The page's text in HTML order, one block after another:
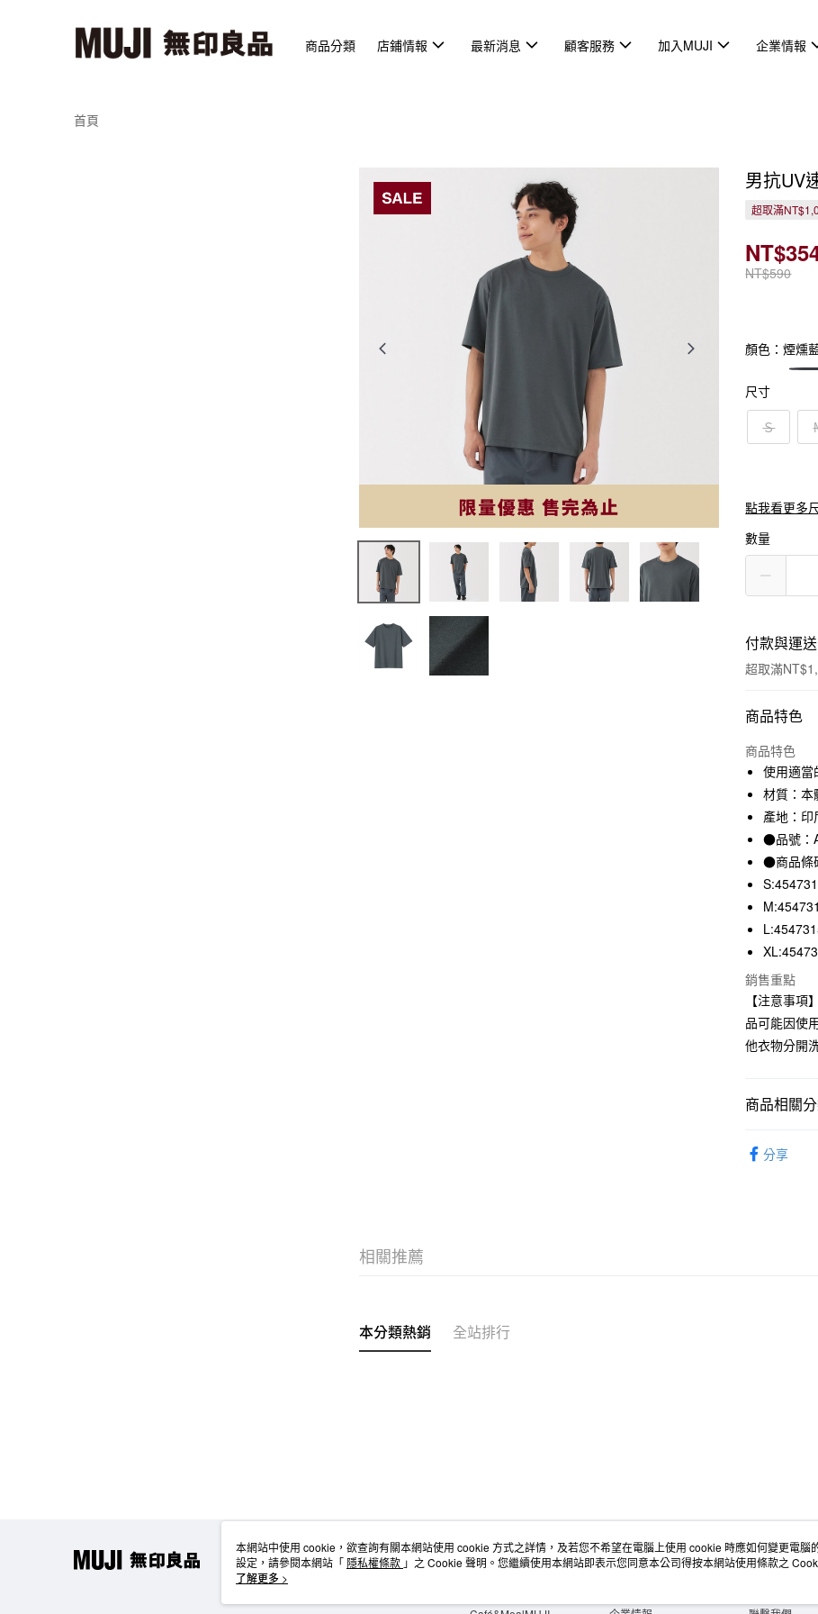
商品分類 店鋪情報 最新消息 顧客服務 加入MUJI 企業情報
首頁
男抗UV
超取滿
NT$590
顏色：煙燻
尺寸
Ｓ
點我看更多
數量
付款與運
超取滿
付款方式
信用卡一次付
信用卡分期
3 期 0
合作金庫
華南商業
上海商業
臺灣中小
匯豐（台
聯邦商業
元大商業銀
玉山商業銀
台新國際
台灣樂天
超商取貨付
LINE Pay
Apple Pay
街口支付
悠遊付
運送方式
每筆NT$65
每筆NT$65
商品特色
商品特色
使用適當
材質：本
產地：印
●品號：
●商品條
銷售重點
【注意事
品可能因使
他衣物分開
商品相關
分享
相關推薦
本分類熱銷 全站排行
店舖情報
門市服務
空間改造企劃服務
大宗採購
會員服務
人才招募
本網站中使用 cookie，欲查詢有關本網站使用 cookie 方式之詳情，及若您不希望在電腦上使用 cookie 時應如何變更電腦
設定，請參閱本網站「 隱私權條款 」之 Cookie 聲明。您繼續使用本網站即表示您同意本公司得按本網站使用條款之
使用 cookie。
了解更多 >